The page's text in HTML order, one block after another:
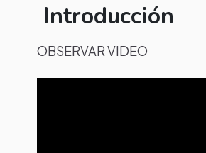
Introducción
OBSERVAR VIDEO